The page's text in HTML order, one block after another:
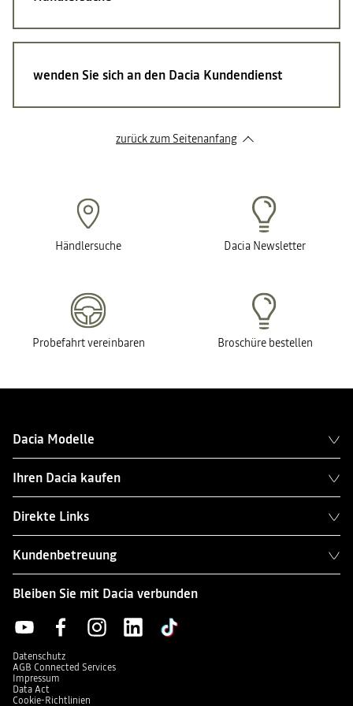
wenden Sie sich an den Dacia Kundendienst
zurück zum Seitenanfang
Händlersuche Dacia Newsletter
Probefahrt vereinbaren Broschüre bestellen
Dacia Modelle
Ihren Dacia kaufen
Direkte Links
Kundenbetreuung
Bleiben Sie mit Dacia verbunden
Datenschutz
AGB Connected Services
Impressum
Data Act
Cookie-Richtlinien